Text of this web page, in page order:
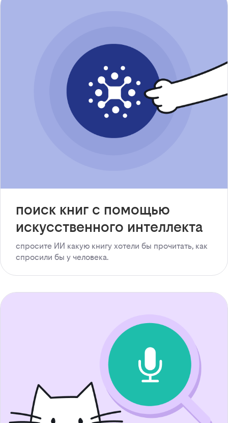
поиск книг с помощью
искусственного интеллекта
спросите ИИ какую книгу хотели бы прочитать, как
спросили бы у человека.